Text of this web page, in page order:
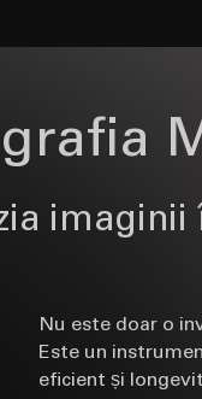
imaginii
Nu este doar o
Este un
eficient și